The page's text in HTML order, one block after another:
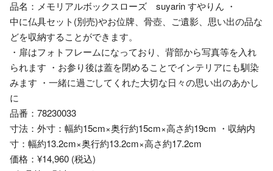
品名：メモリアルボックスローズ suyarin すやりん ・
中に仏具セット(別売)やお位牌、骨壺、ご遺影、思い出の品な
どを収納することができます。
・扉はフォトフレームになっており、背部から写真等を入れ
られます ・お参り後は蓋を閉めることでインテリアにも馴染
みます ・一緒に過ごしてくれた大切な日々の思い出のあかし
に
品番：78230033
寸法：外寸：幅約15cm×奥行約15cm×高さ約19cm ・収納内
寸：幅約13.2cm×奥行約13.2cm×高さ約17.2cm
価格：¥14,960 (税込)